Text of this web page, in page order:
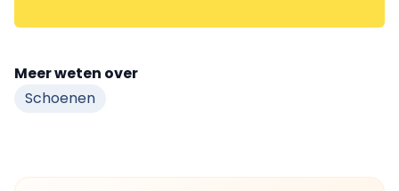
Meer weten over
Schoenen